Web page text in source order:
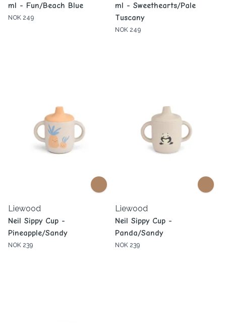
ml - Fun/Beach Blue
NOK 249
ml - Sweethearts/Pale
Tuscany
NOK 249
Liewood
Neil Sippy Cup -
Pineapple/Sandy
NOK 239
Liewood
Neil Sippy Cup -
Panda/Sandy
NOK 239